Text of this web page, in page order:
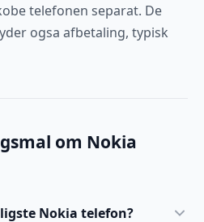
telefonen separat. De
ogsa afbetaling, typisk
om Nokia
Nokia telefon?